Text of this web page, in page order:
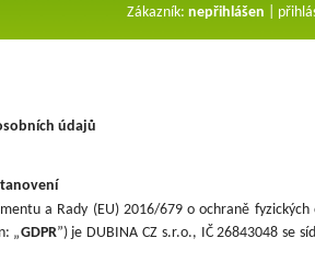
Zákazník: nepřihlášen
údajů
a Rady (EU) 2016/679 o ochraně fyzických
„GDPR”) je DUBINA CZ s.r.o., IČ 26843048 se